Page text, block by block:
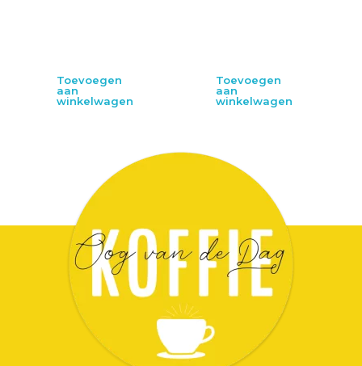
Toevoegen
aan
winkelwagen
Toevoegen
aan
winkelwagen